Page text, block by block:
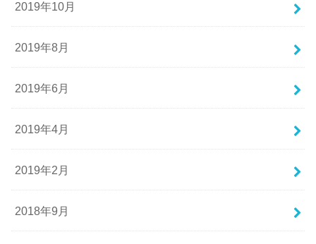
2019年10月
2019年8月
2019年6月
2019年4月
2019年2月
2018年9月